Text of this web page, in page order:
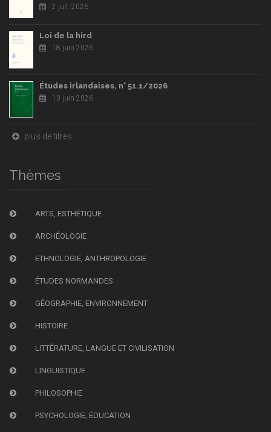
2 juil. 2026
Loi de la hird
18 juin 2026
Études irlandaises, n° 51.1/2026
10 juin 2026
plus de titres
Thèmes
ARTS, ESTHÉTIQUE
ARCHÉOLOGIE
ETHNOLOGIE, ANTHROPOLOGIE
ÉTUDES NORMANDES
GÉOGRAPHIE, ENVIRONNEMENT
HISTOIRE
LITTÉRATURE, LANGUE ET CIVILISATION
LINGUISTIQUE
PHILOSOPHIE
PSYCHOLOGIE, ÉDUCATION